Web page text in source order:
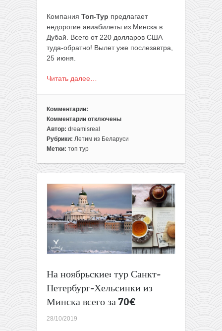
Компания Топ-Тур предлагает
недорогие авиабилеты из Минска в
Дубай. Всего от 220 долларов США
туда-обратно! Вылет уже послезавтра,
25 июня.
Читать далее…
Комментарии:
Комментарии
к
записи
Летим
Минска
Дубай
за
220$
туда-
обратно!
отключены
Автор: dreamisreal
Рубрики: Летим из Беларуси
Метки: топ тур
На ноябрьские: тур Санкт-
Петербург-Хельсинки из
Минска всего за 70€
28/10/2019